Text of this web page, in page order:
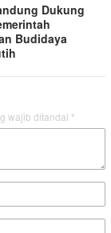
Dukung
Budidaya
wajib ditandai *